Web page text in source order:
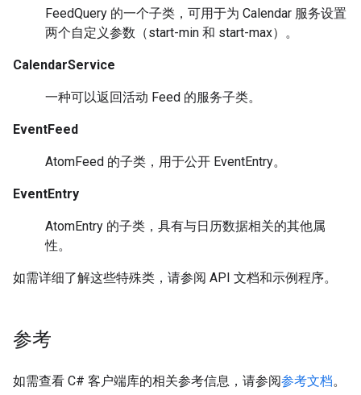
FeedQuery 的一个子类，可用于为 Calendar 服务设置
两个自定义参数（start-min 和 start-max）。
CalendarService
一种可以返回活动 Feed 的服务子类。
EventFeed
AtomFeed 的子类，用于公开 EventEntry。
EventEntry
AtomEntry 的子类，具有与日历数据相关的其他属
性。
如需详细了解这些特殊类，请参阅 API 文档和示例程序。
参考
如需查看 C# 客户端库的相关参考信息，请参阅参考文档。